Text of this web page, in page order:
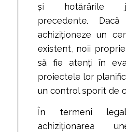
și hotărârile
precedente.
achiziționeze un
existent, noii
să fie atenți în
proiectele lor
un control sporit de
În termeni
achiziționarea